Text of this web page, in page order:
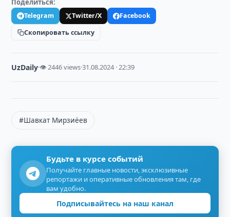
Поделиться:
Telegram Twitter/X
Facebook
Скопировать ссылку
UzDaily·👁 2446 views·31.08.2024 · 22:39
#Шавкат Мирзиёев
Будьте в курсе событий
Получайте главные новости, эксклюзивные
репортажи и оперативные обновления там, где
вам удобно.
Подписывайтесь на наш канал